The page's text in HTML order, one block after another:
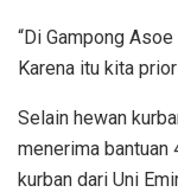
“Di Gampong
Karena itu kita
Selain hewan
menerima bantuan
kurban dari Uni